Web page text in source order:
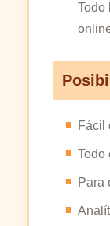
Todo
Fácil
Todo
Para